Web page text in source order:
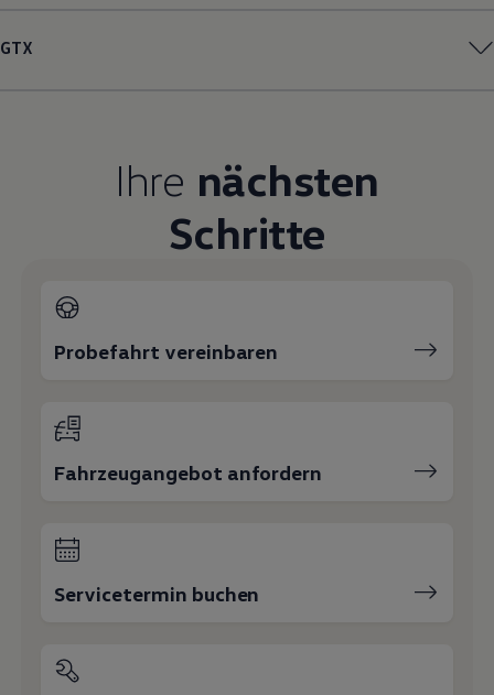
GTX
Ihre nächsten
Schritte
Probefahrt vereinbaren
Fahrzeugangebot anfordern
Servicetermin buchen